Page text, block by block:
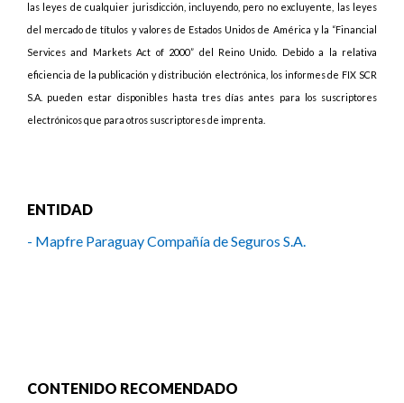
las leyes de cualquier jurisdicción, incluyendo, pero no excluyente, las leyes
del mercado de títulos y valores de Estados Unidos de América y la “Financial
Services and Markets Act of 2000” del Reino Unido. Debido a la relativa
eficiencia de la publicación y distribución electrónica, los informes de FIX SCR
S.A. pueden estar disponibles hasta tres días antes para los suscriptores
electrónicos que para otros suscriptores de imprenta.
ENTIDAD
- Mapfre Paraguay Compañía de Seguros S.A.
CONTENIDO RECOMENDADO